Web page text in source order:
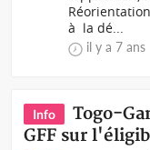
à la dé...
il y a 7 ans
Info
Togo-
GFF sur